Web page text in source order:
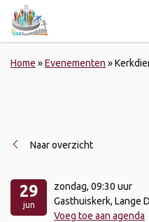
Home »Evenementen »
Naar overzicht
29
jun
zondag, 09:30 uur
Gasthuiskerk, Lange
Voeg toe aan agenda